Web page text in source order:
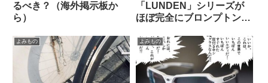
るべき？（海外掲示板か
ら）
「LUNDEN」シリーズが
ほぼ完全にブロンプトンな
【Brompton vs.
Brompnot 最終戦争へ】
よみもの よみもの